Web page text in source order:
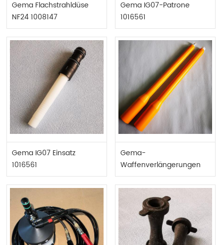
Gema Flachstrahldüse
NF24 1008147
Gema IG07-Patrone
1016561
Gema IG07 Einsatz
1016561
Gema-
Waffenverlängerungen
150 mm 300 mm